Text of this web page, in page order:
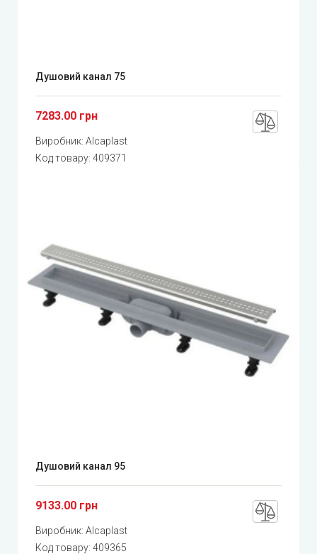
Душовий канал 75
7283.00 грн
Виробник: Alcaplast
Код товару: 409371
Душовий канал 95
9133.00 грн
Виробник: Alcaplast
Код товару: 409365